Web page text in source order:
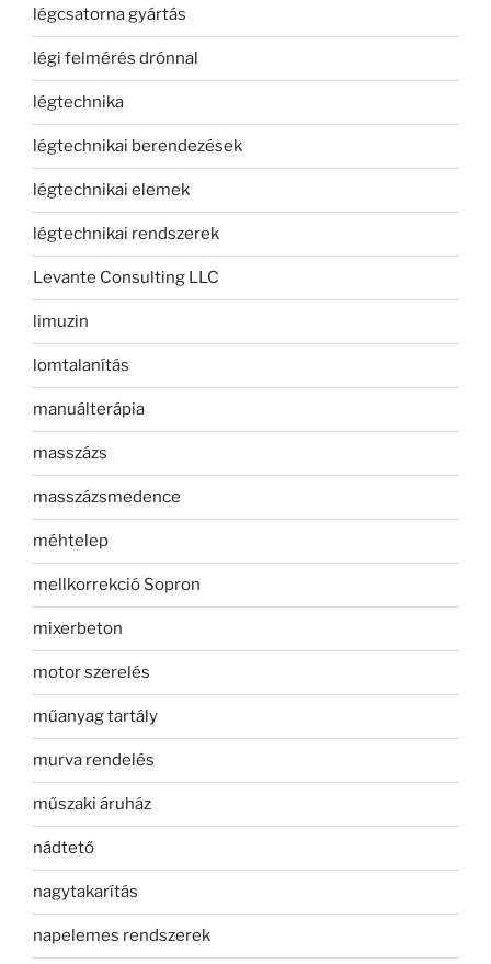
légcsatorna gyártás
légi felmérés drónnal
légtechnika
légtechnikai berendezések
légtechnikai elemek
légtechnikai rendszerek
Levante Consulting LLC
limuzin
lomtalanítás
manuálterápia
masszázs
masszázsmedence
méhtelep
mellkorrekció Sopron
mixerbeton
motor szerelés
műanyag tartály
murva rendelés
műszaki áruház
nádtető
nagytakarítás
napelemes rendszerek